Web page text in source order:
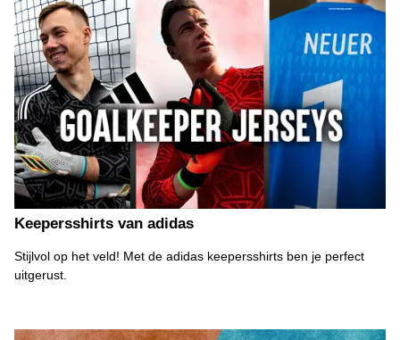
Keepersshirts van adidas
Stijlvol op het veld! Met de adidas keepersshirts ben je perfect
uitgerust.